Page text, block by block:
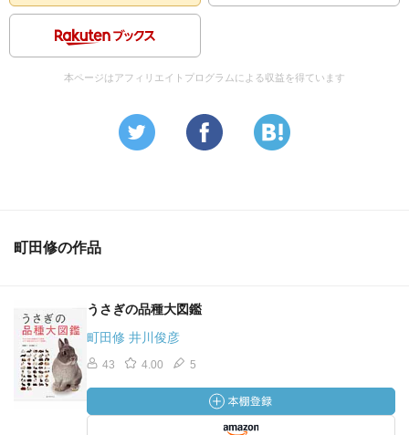
本ページはアフィリエイトプログラムによる収益を得ています
町田修の作品
うさぎの品種大図鑑
町田修 井川俊彦
43 4.00 5